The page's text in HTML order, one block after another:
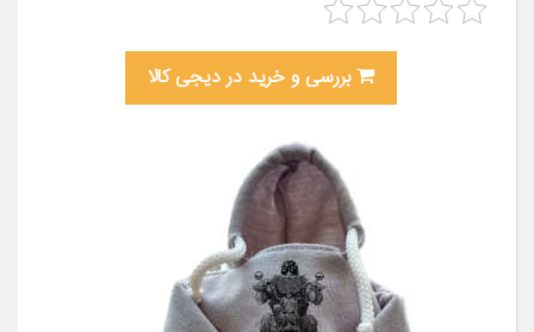
بررسی و خرید در دیجی کالا